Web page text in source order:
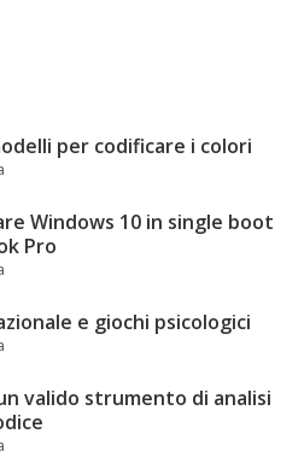
per codificare i colori
Windows 10 in single boot
Pro
e giochi psicologici
valido strumento di analisi